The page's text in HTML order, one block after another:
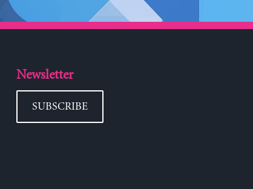
Newsletter
SUBSCRIBE